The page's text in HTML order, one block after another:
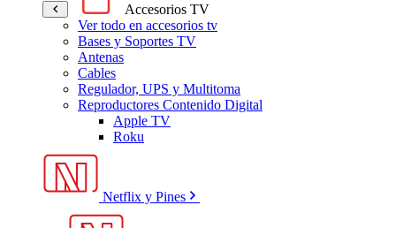
Accesorios TV
Ver todo en accesorios tv
Bases y Soportes TV
Antenas
Cables
Regulador, UPS y Multitoma
Reproductores Contenido Digital
Apple TV
Roku
Netflix y Pines